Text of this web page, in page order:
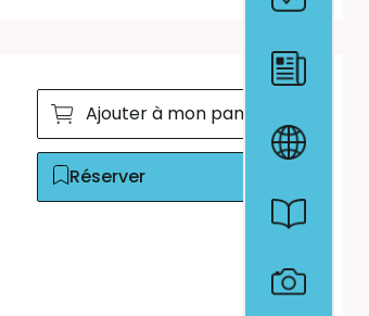
Ajouter à mon panier
Réserver